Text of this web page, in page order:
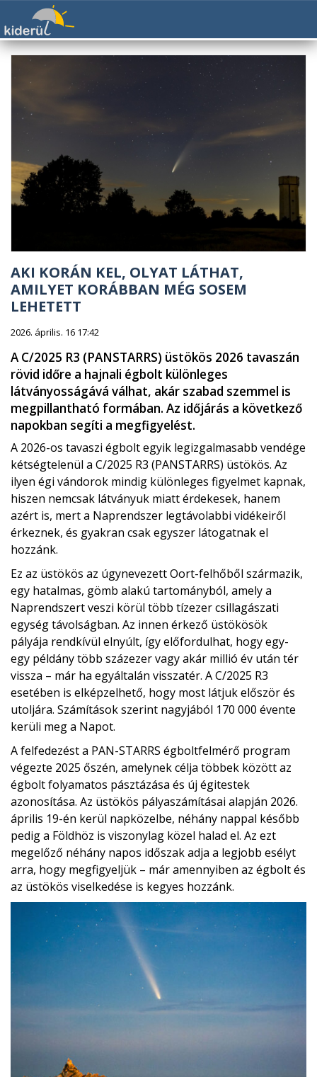
AKI KORÁN KEL, OLYAT LÁTHAT,
AMILYET KORÁBBAN MÉG SOSEM
LEHETETT
2026. április. 16 17:42
A C/2025 R3 (PANSTARRS) üstökös 2026 tavaszán
rövid időre a hajnali égbolt különleges
látványosságává válhat, akár szabad szemmel is
megpillantható formában. Az időjárás a következő
napokban segíti a megfigyelést.
A 2026-os tavaszi égbolt egyik legizgalmasabb vendége
kétségtelenül a C/2025 R3 (PANSTARRS) üstökös. Az
ilyen égi vándorok mindig különleges figyelmet kapnak,
hiszen nemcsak látványuk miatt érdekesek, hanem
azért is, mert a Naprendszer legtávolabbi vidékeiről
érkeznek, és gyakran csak egyszer látogatnak el
hozzánk.
Ez az üstökös az úgynevezett Oort-felhőből származik,
egy hatalmas, gömb alakú tartományból, amely a
Naprendszert veszi körül több tízezer csillagászati
egység távolságban. Az innen érkező üstökösök
pályája rendkívül elnyúlt, így előfordulhat, hogy egy-
egy példány több százezer vagy akár millió év után tér
vissza – már ha egyáltalán visszatér. A C/2025 R3
esetében is elképzelhető, hogy most látjuk először és
utoljára. Számítások szerint nagyjából 170 000 évente
kerüli meg a Napot.
A felfedezést a PAN-STARRS égboltfelmérő program
végezte 2025 őszén, amelynek célja többek között az
égbolt folyamatos pásztázása és új égitestek
azonosítása. Az üstökös pályaszámításai alapján 2026.
április 19-én kerül napközelbe, néhány nappal később
pedig a Földhöz is viszonylag közel halad el. Az ezt
megelőző néhány napos időszak adja a legjobb esélyt
arra, hogy megfigyeljük – már amennyiben az égbolt és
az üstökös viselkedése is kegyes hozzánk.